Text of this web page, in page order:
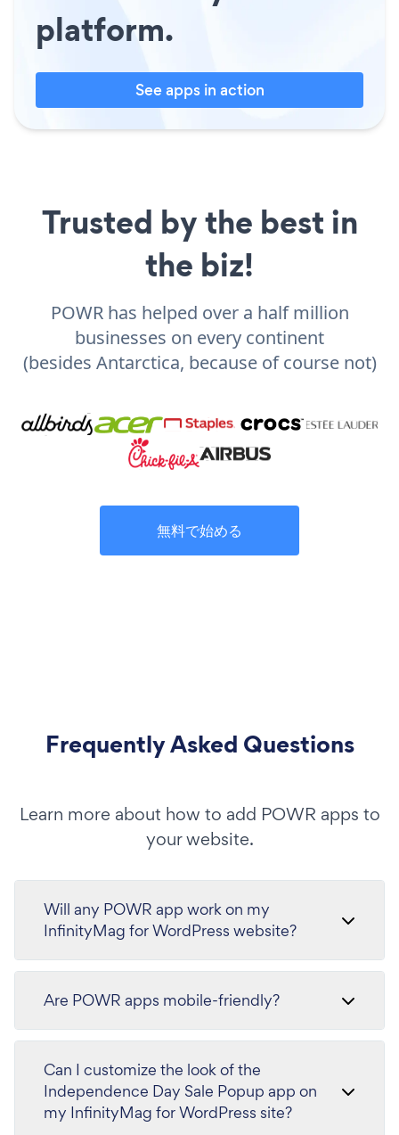
platform.
See apps in action
Trusted by the best in
the biz!
POWR has helped over a half million
businesses on every continent
(besides Antarctica, because of course not)
無料で始める
Frequently Asked Questions
Learn more about how to add POWR apps to
your website.
Will any POWR app work on my
InfinityMag for WordPress website?
Are POWR apps mobile-friendly?
Can I customize the look of the
Independence Day Sale Popup app on
my InfinityMag for WordPress site?